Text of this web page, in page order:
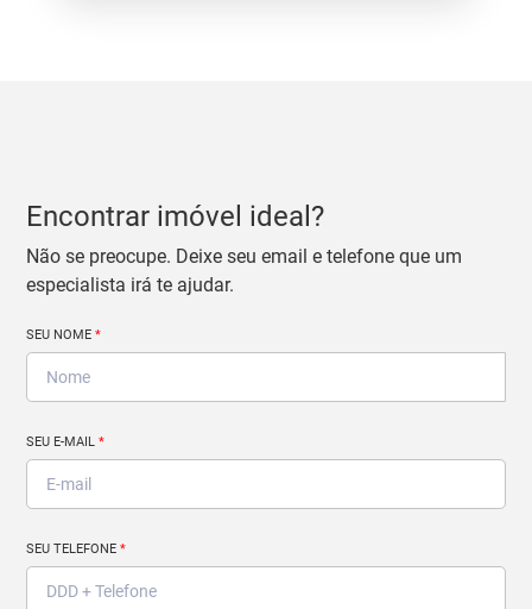
Encontrar imóvel ideal?
Não se preocupe. Deixe seu email e telefone que um
especialista irá te ajudar.
SEU NOME*
SEU E-MAIL*
SEU TELEFONE*